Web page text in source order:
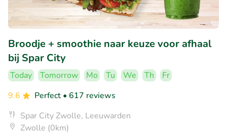
Broodje + smoothie naar keuze voor afhaal
bij Spar City
Today Tomorrow Mo Tu We Th
Fr
9.6
Perfect • 617 reviews
Spar City Zwolle, Leeuwarden
Zwolle (0km)